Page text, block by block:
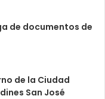
de documentos de
de la Ciudad
San José